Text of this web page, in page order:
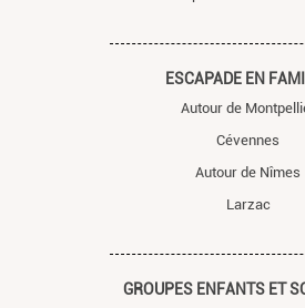
ESCAPADE EN
Autour de
Cévennes
Autour de Nîmes
Larzac
GROUPES ENFANTS ET